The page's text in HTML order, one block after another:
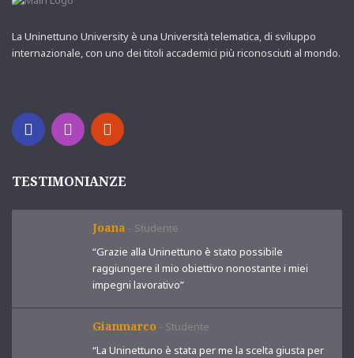
La Uninettuno University è una Università telematica, di sviluppo
internazionale, con uno dei titoli accademici più riconosciuti al mondo.
TESTIMONIANZE
Joana - Studente
“Grazie alla Uninettuno è stato possibile
raggiungere il mio obiettivo nonostante i miei
impegni lavorativo”
Gianmarco - Studente
“La Uninettuno è stata per me la scelta giusta per